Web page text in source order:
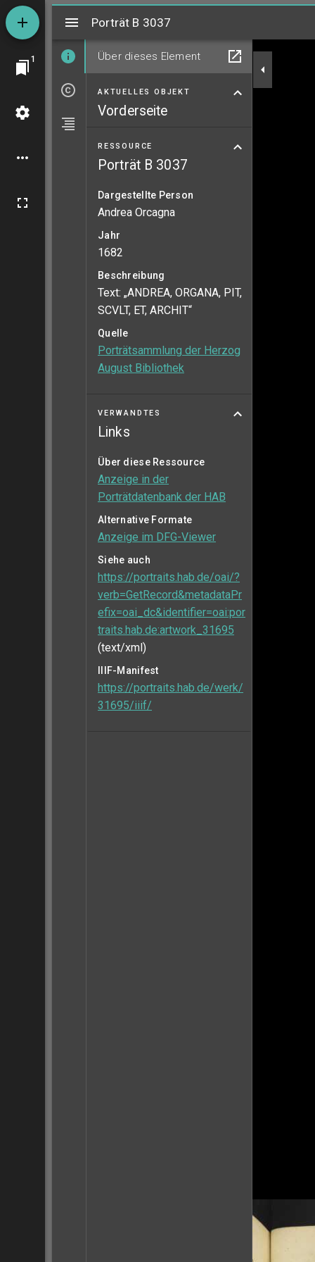
1
MiradorPorträt B 3037
Über dieses Element
AKTUELLES OBJEKT
Vorderseite
RESSOURCE
Porträt B 3037
Dargestellte Person
Andrea Orcagna
Jahr
1682
Beschreibung
Text: „ANDREA, ORGANA, PIT,
SCVLT, ET, ARCHIT“
Quelle
Porträtsammlung der Herzog
August Bibliothek
VERWANDTES
Links
Über diese Ressource
Anzeige in der
Porträtdatenbank der HAB
Alternative Formate
Anzeige im DFG-Viewer
Siehe auch
https://portraits.hab.de/oai/?
verb=GetRecord&metadataPr
efix=oai_dc&identifier=oai:por
traits.hab.de:artwork_31695
(text/xml)
IIIF-Manifest
https://portraits.hab.de/werk/
31695/iiif/
Porträt B 3037